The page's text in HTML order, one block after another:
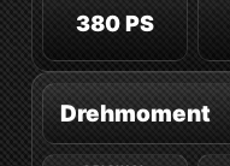
380 PS
Drehmoment